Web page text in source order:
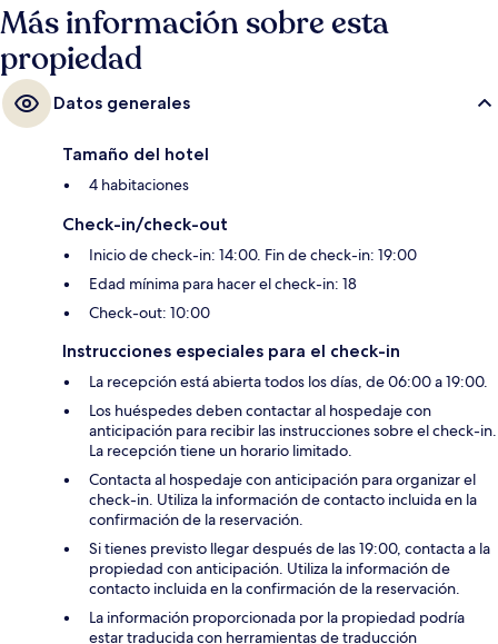
Más información sobre esta
propiedad
Datos generales
Tamaño del hotel
4 habitaciones
Check-in/check-out
Inicio de check-in: 14:00. Fin de check-in: 19:00
Edad mínima para hacer el check-in: 18
Check-out: 10:00
Instrucciones especiales para el check-in
La recepción está abierta todos los días, de 06:00 a 19:00.
Los huéspedes deben contactar al hospedaje con
anticipación para recibir las instrucciones sobre el check-in.
La recepción tiene un horario limitado.
Contacta al hospedaje con anticipación para organizar el
check-in. Utiliza la información de contacto incluida en la
confirmación de la reservación.
Si tienes previsto llegar después de las 19:00, contacta a la
propiedad con anticipación. Utiliza la información de
contacto incluida en la confirmación de la reservación.
La información proporcionada por la propiedad podría
estar traducida con herramientas de traducción